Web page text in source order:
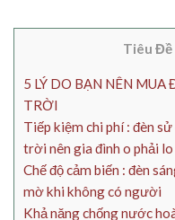
Tiêu Đề
5 LÝ DO BẠN NÊN
TRỜI
Tiếp kiệm chi phí : đèn
trời nên gia đình o phải
Chế độ cảm biến : đèn
mờ khi không có người
Khả năng chống nước